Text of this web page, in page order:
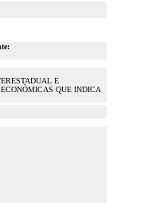
E
QUE INDICA